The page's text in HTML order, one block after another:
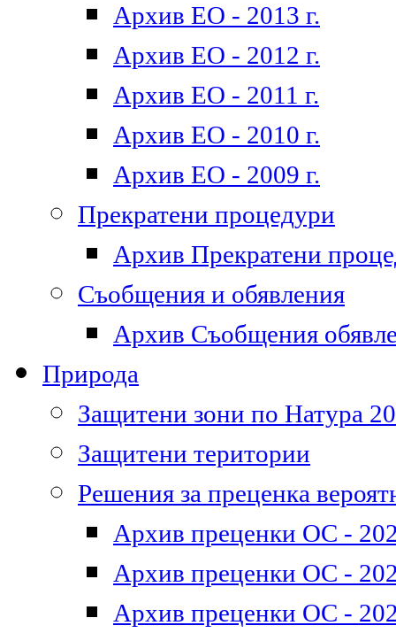
Архив ЕО - 2013 г.
Архив ЕО - 2012 г.
Архив ЕО - 2011 г.
Архив ЕО - 2010 г.
Архив ЕО - 2009 г.
Прекратени процедури
Архив Прекратени
Съобщения и обявления
Архив Съобщения
Природа
Защитени зони по Натура
Защитени територии
Решения за преценка
Архив преценки ОС -
Архив преценки ОС -
Архив преценки ОС -